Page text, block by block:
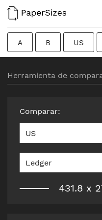
A B US
Formato bruto
Herramienta de
Comparar:
US
Ledger
431.8 x